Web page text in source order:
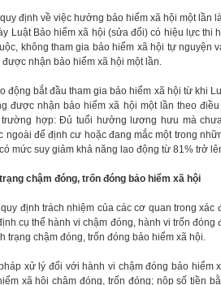
định về việc hưởng bảo hiểm xã hội một lần
Luật Bảo hiểm xã hội (sửa đổi) có hiệu lực thi
không tham gia bảo hiểm xã hội tự nguyện
nhận bảo hiểm xã hội một lần.
động bắt đầu tham gia bảo hiểm xã hội từ khi
được nhận bảo hiểm xã hội một lần theo
trường hợp: Đủ tuổi hưởng lương hưu mà
để định cư hoặc đang mắc một trong
mức suy giảm khả năng lao động từ 81% trở
chậm đóng, trốn đóng bảo hiểm xã hội
định trách nhiệm của các cơ quan trong
cụ thể hành vi chậm đóng, hành vi trốn
trạng chậm đóng, trốn đóng bảo hiểm xã hội.
xử lý đối với hành vi chậm đóng bảo hiểm
xã hội chậm đóng, trốn đóng; nộp số tiền